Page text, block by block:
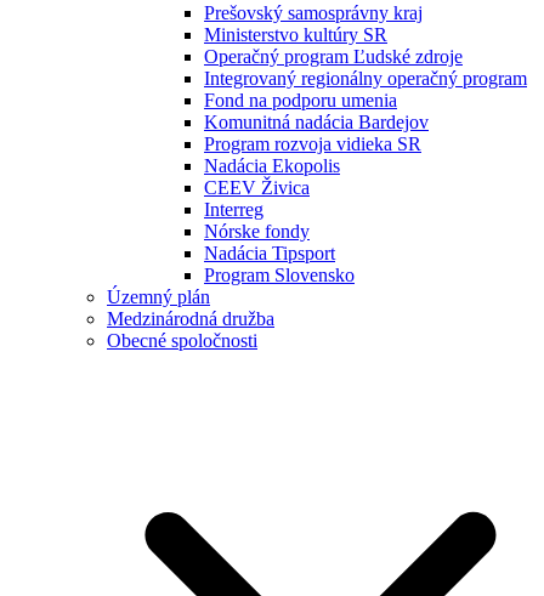
Prešovský samosprávny kraj
Ministerstvo kultúry SR
Operačný program Ľudské zdroje
Integrovaný regionálny operačný program
Fond na podporu umenia
Komunitná nadácia Bardejov
Program rozvoja vidieka SR
Nadácia Ekopolis
CEEV Živica
Interreg
Nórske fondy
Nadácia Tipsport
Program Slovensko
Územný plán
Medzinárodná družba
Obecné spoločnosti